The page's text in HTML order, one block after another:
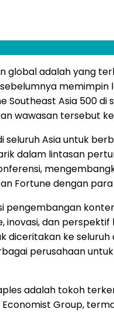
adalah yang
Southeast Asia 500
wawasan tersebut
Asia untuk
dalam lintasan
dengan
pengembangan
dan
ke
perusahaan
adalah tokoh
Group,